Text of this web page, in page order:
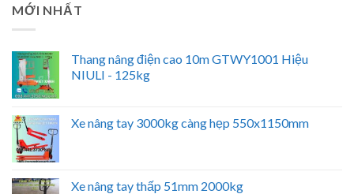
MỚI NHẤT
Thang nâng điện cao 10m GTWY1001 Hiệu
NIULI - 125kg
Xe nâng tay 3000kg càng hẹp 550x1150mm
Xe nâng tay thấp 51mm 2000kg